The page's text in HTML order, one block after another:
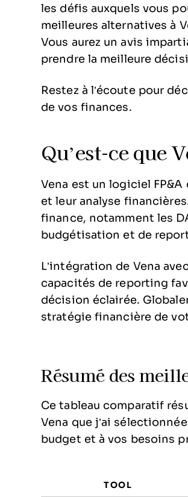
les défis auxquels vous
meilleures alternatives à
Vous aurez un avis
prendre la meilleure
Restez à l’écoute pour
de vos finances.
Qu’est-ce que
Vena est un logiciel
et leur analyse
finance, notamment les
budgétisation et de
L’intégration de Vena
capacités de reporting
décision éclairée.
stratégie financière de
Résumé des
Ce tableau comparatif
Vena que j’ai
budget et à vos besoins
TOOL